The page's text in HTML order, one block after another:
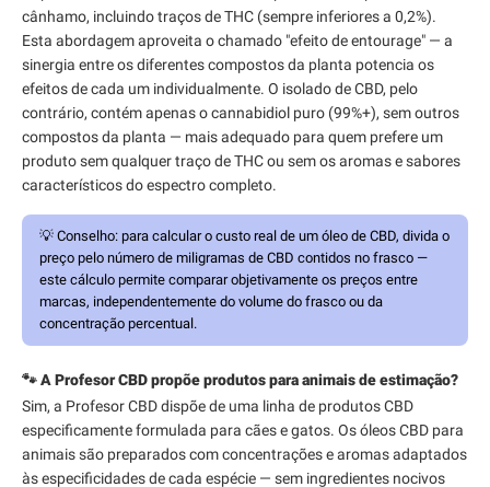
cânhamo, incluindo traços de THC (sempre inferiores a 0,2%).
Esta abordagem aproveita o chamado "efeito de entourage" — a
sinergia entre os diferentes compostos da planta potencia os
efeitos de cada um individualmente. O isolado de CBD, pelo
contrário, contém apenas o cannabidiol puro (99%+), sem outros
compostos da planta — mais adequado para quem prefere um
produto sem qualquer traço de THC ou sem os aromas e sabores
característicos do espectro completo.
💡 Conselho: para calcular o custo real de um óleo de CBD, divida o
preço pelo número de miligramas de CBD contidos no frasco —
este cálculo permite comparar objetivamente os preços entre
marcas, independentemente do volume do frasco ou da
concentração percentual.
🐾 A Profesor CBD propõe produtos para animais de estimação?
Sim, a Profesor CBD dispõe de uma linha de produtos CBD
especificamente formulada para cães e gatos. Os óleos CBD para
animais são preparados com concentrações e aromas adaptados
às especificidades de cada espécie — sem ingredientes nocivos